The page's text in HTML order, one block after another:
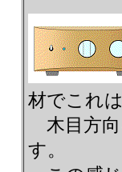
材でこれ
木目方
す。